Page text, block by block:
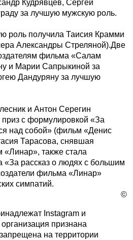
Кудрявцев, Сергей
за лучшую мужскую роль.
роль получила Таисия Крамми
Александры Стреляной).Две
фильма «Салам
и Марии Сапрыкиной за
Дандуряну за лучшую
и Антон Серегин
с формулировкой «За
над собой» (фильм «Денис
Тарасова, снявшая
также стала
«За рассказ о людях с большим
фильма «Линар»
симпатий.
©
Instagram и
признана
на территории